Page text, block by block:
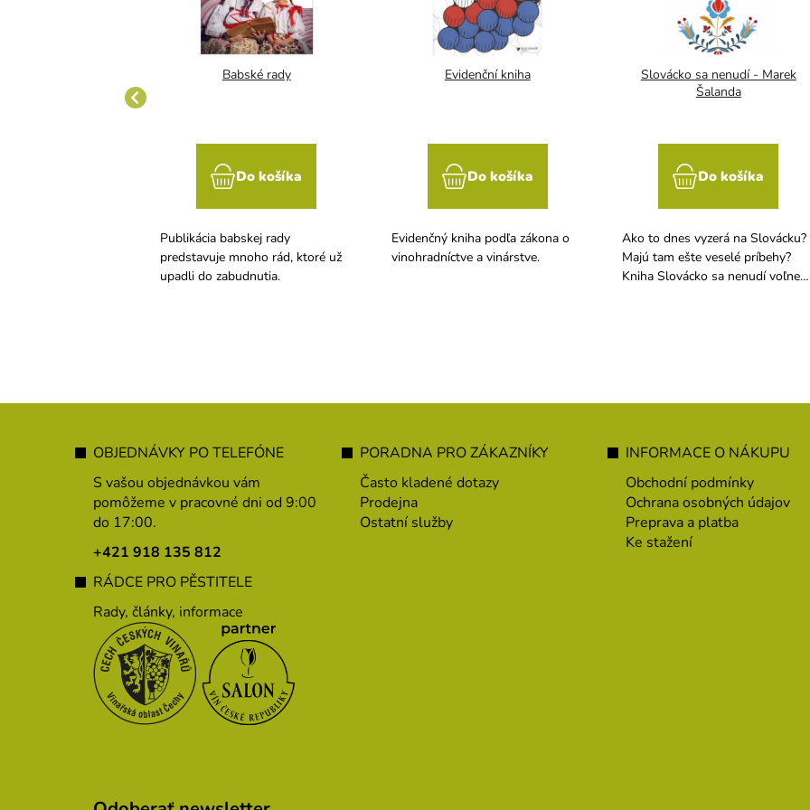
Babské rady
Do košíka
Publikácia babskej rady
predstavuje mnoho rád, ktoré už
upadli do zabudnutia.
Evidenční kniha
Do košíka
Evidenčný kniha podľa zákona o
vinohradníctve a vinárstve.
Slovácko sa nenudí - Marek
Šalanda
Do košíka
Ako to dnes vyzerá na Slovácku?
Majú tam ešte veselé príbehy?
Kniha Slovácko sa nenudí voľne
ľuďom, ale aj mne samému.
OBJEDNÁVKY PO TELEFÓNE
S vašou objednávkou vám
pomôžeme v pracovné dni od 9:00
do 17:00.
+421 918 135 812
RÁDCE PRO PĚSTITELE
Rady, články, informace
PORADNA PRO ZÁKAZNÍKY
Často kladené dotazy
Prodejna
Ostatní služby
INFORMACE O NÁKUPU
Obchodní podmínky
Ochrana osobných údajov
Preprava a platba
Ke stažení